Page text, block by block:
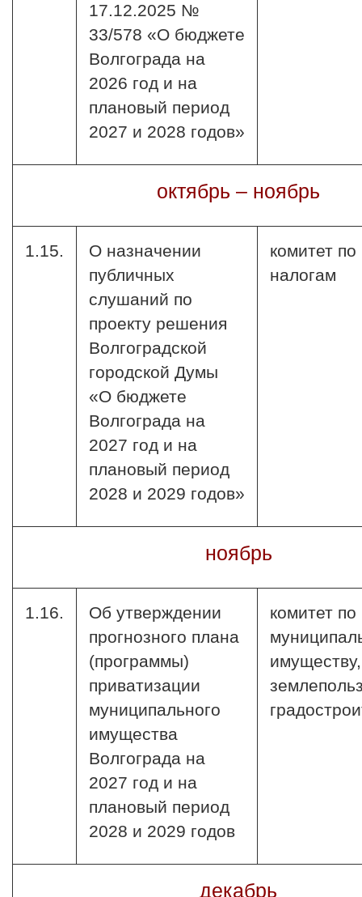
17.12.2025 №
33/578 «О бюджете
Волгограда на
2026 год и на
плановый период
2027 и 2028 годов»
октябрь – ноябрь
1.15.
О назначении
публичных
слушаний по
проекту решения
Волгоградской
городской Думы
«О бюджете
Волгограда на
2027 год и на
плановый период
2028 и 2029 годов»
комитет
налогам
ноябрь
1.16.
Об утверждении
прогнозного плана
(программы)
приватизации
муниципального
имущества
Волгограда на
2027 год и на
плановый период
2028 и 2029 годов
комитет по
имуществу,
декабрь